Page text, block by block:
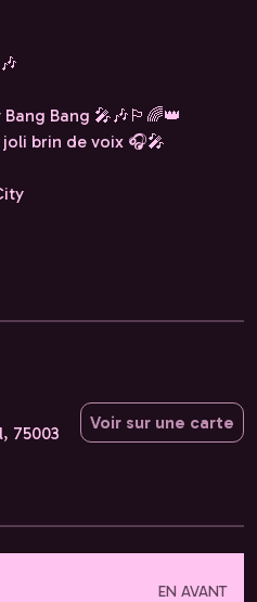
Bang Bang 🎤🎶🏳️‍🌈👑
brin de voix 🎧🎤
75003
Voir sur une carte
EN AVANT